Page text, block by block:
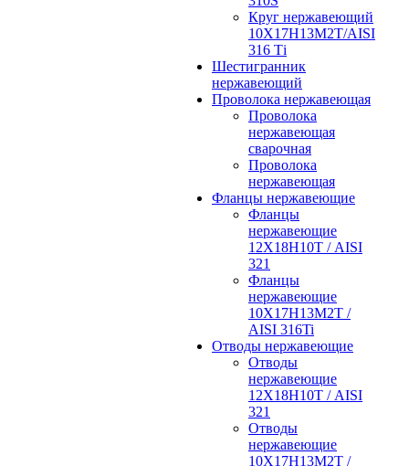
Круг нержавеющий
10Х17Н13М2Т/AISI
316 Тi
Шестигранник
нержавеющий
Проволока нержавеющая
Проволока
нержавеющая
сварочная
Проволока
нержавеющая
Фланцы нержавеющие
Фланцы
нержавеющие
12Х18Н10Т / AISI
321
Фланцы
нержавеющие
10Х17Н13М2Т /
AISI 316Ti
Отводы нержавеющие
Отводы
нержавеющие
12Х18Н10Т / AISI
321
Отводы
нержавеющие
10Х17Н13М2Т /